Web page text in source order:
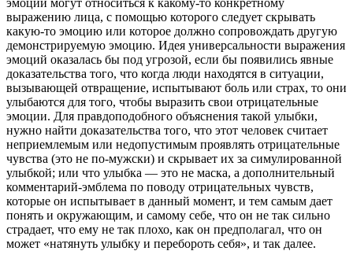
выражению лица, с помощью которого следует скрывать
какую-то эмоцию или которое должно сопровождать другую
демонстрируемую эмоцию. Идея универсальности выражения
эмоций оказалась бы под угрозой, если бы появились явные
доказательства того, что когда люди находятся в ситуации,
вызывающей отвращение, испытывают боль или страх, то они
улыбаются для того, чтобы выразить свои отрицательные
эмоции. Для правдоподобного объяснения такой улыбки,
нужно найти доказательства того, что этот человек считает
неприемлемым или недопустимым проявлять отрицательные
чувства (это не по-мужски) и скрывает их за симулированной
улыбкой; или что улыбка — это не маска, а дополнительный
комментарий-эмблема по поводу отрицательных чувств,
которые он испытывает в данный момент, и тем самым дает
понять и окружающим, и самому себе, что он не так сильно
страдает, что ему не так плохо, как он предполагал, что он
может «натянуть улыбку и перебороть себя», и так далее.